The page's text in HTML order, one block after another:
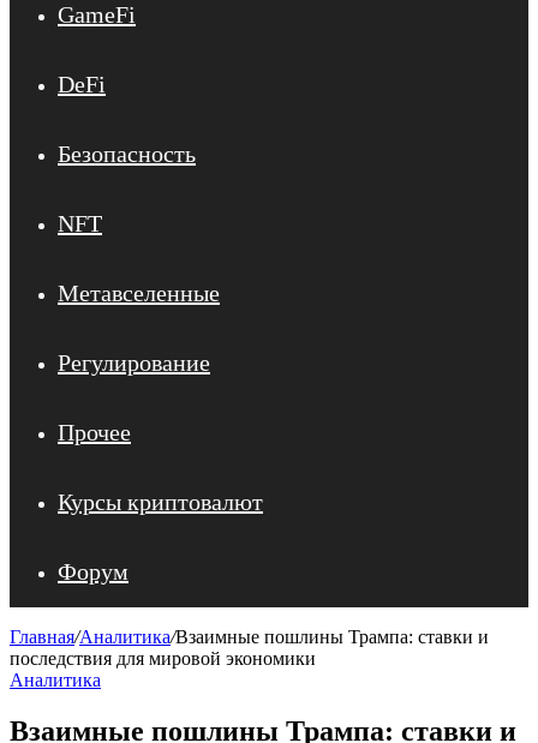
GameFi
DeFi
Безопасность
NFT
Метавселенные
Регулирование
Прочее
Курсы криптовалют
Форум
Главная/Аналитика/Взаимные пошлины Трампа: ставки и
последствия для мировой экономики
Аналитика
Взаимные пошлины Трампа: ставки и